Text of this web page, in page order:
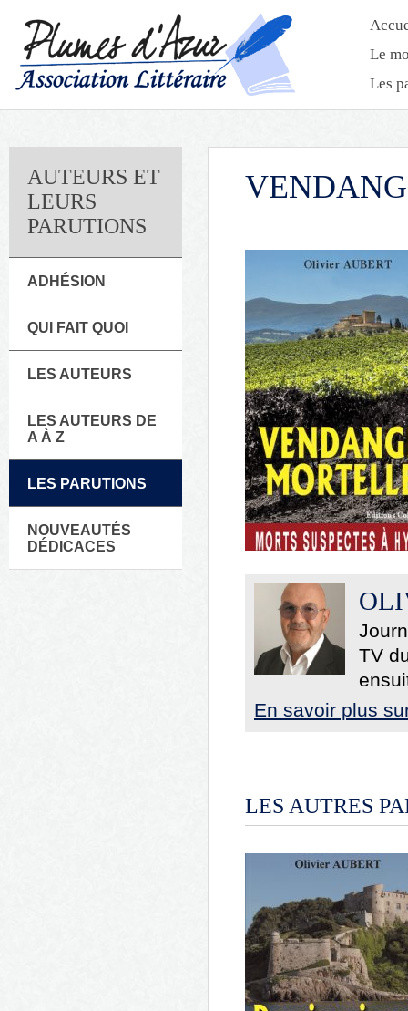
Le
Les
AUTEURS ET
LEURS
PARUTIONS
ADHÉSION
QUI FAIT QUOI
LES AUTEURS
LES AUTEURS DE
A À Z
LES PARUTIONS
NOUVEAUTÉS
DÉDICACES
TV
En savoir plus
LES AUTRES